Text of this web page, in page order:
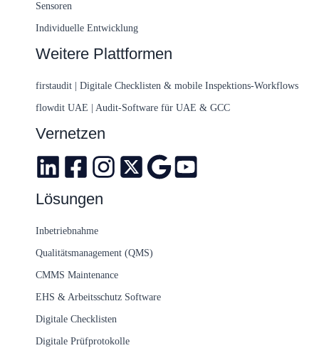
Sensoren
Individuelle Entwicklung
Weitere Plattformen
firstaudit | Digitale Checklisten & mobile Inspektions-Workflows
flowdit UAE | Audit-Software für UAE & GCC
Vernetzen
Lösungen
Inbetriebnahme
Qualitätsmanagement (QMS)
CMMS Maintenance
EHS & Arbeitsschutz Software
Digitale Checklisten
Digitale Prüfprotokolle